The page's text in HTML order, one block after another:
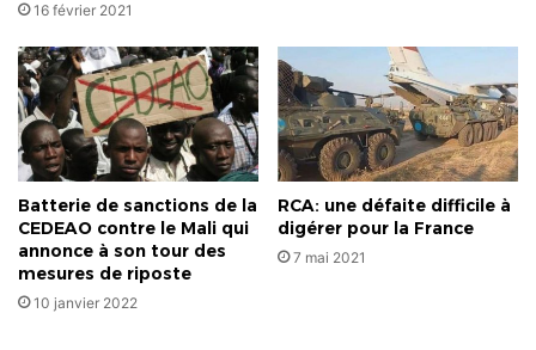
16 février 2021
Batterie de sanctions de la
CEDEAO contre le Mali qui
annonce à son tour des
mesures de riposte
10 janvier 2022
RCA: une défaite difficile à
digérer pour la France
7 mai 2021